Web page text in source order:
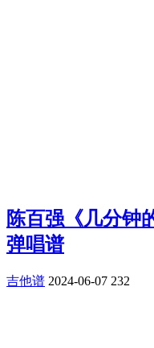
陈百强《几分钟
弹唱谱
吉他谱 2024-06-07 232